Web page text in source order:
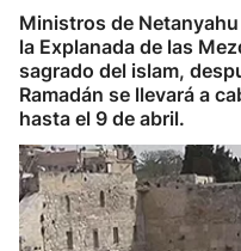
Ministros de
la Explanada de las
sagrado del islam,
Ramadán se llevará a
hasta el 9 de abril.